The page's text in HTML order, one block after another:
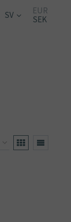
SV
EUR
SEK